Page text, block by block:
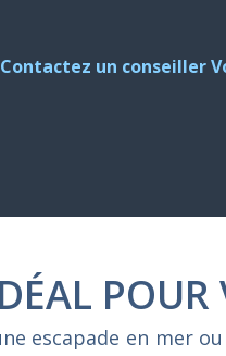
Contactez un conseiller
escapade en mer